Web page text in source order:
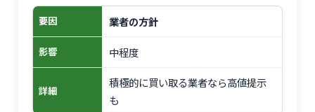
要因 業者の方針
影響 中程度
詳細
積極的に買い取る業者なら高値提示
も